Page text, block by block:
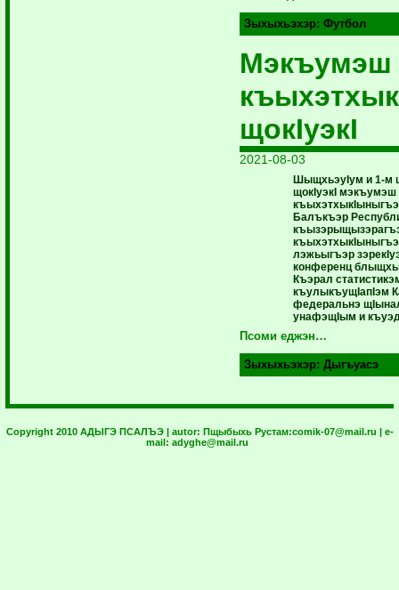
Зыхыхьэхэр: Футбол
Мэкъумэш
щокIуэкI
2021-08-03
ШыщхьэуIум и 1-м
щокIуэкI мэкъумэш
Балъкъэр
лэжьыгъэр
конференц
Къэрал
къулыкъущIапIэм
федеральнэ
унафэщIым и
Псоми еджэн…
Зыхыхьэхэр: Дыгъуасэ
Copyright 2010 АДЫГЭ ПСАЛЪЭ | autor: Пщыбыхь Рустам:comik-07@mail.ru | e-
mail: adyghe@mail.ru